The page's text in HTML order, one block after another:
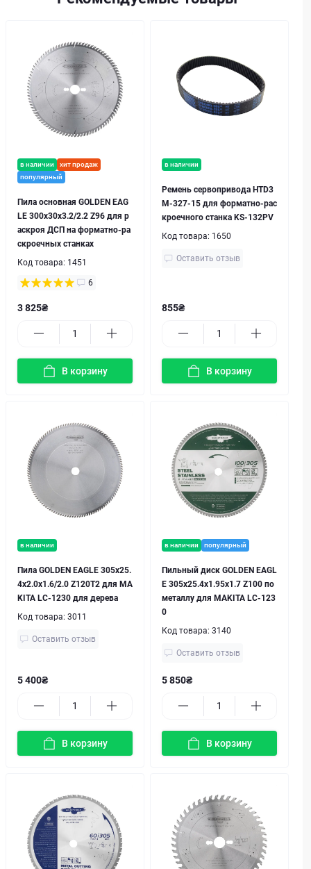
в наличии
хит продаж
популярный
Пила основная GOLDEN EAG
LE 300x30x3.2/2.2 Z96 для р
аскроя ДСП на форматно-ра
скроечных станках
Код товара: 1451
6
3 825₴
В корзину
в наличии
Ремень cервопривода HTD3
M-327-15 для форматно-рас
кроечного станка KS-132PV
Код товара: 1650
Оставить отзыв
855₴
В корзину
в наличии
Пила GOLDEN EAGLE 305x25.
4x2.0x1.6/2.0 Z120T2 для MA
KITA LC-1230 для дерева
Код товара: 3011
Оставить отзыв
5 400₴
В корзину
в наличии популярный
Пильный диск GOLDEN EAGL
E 305x25.4x1.95x1.7 Z100 по
металлу для MAKITA LC-123
0
Код товара: 3140
Оставить отзыв
5 850₴
В корзину